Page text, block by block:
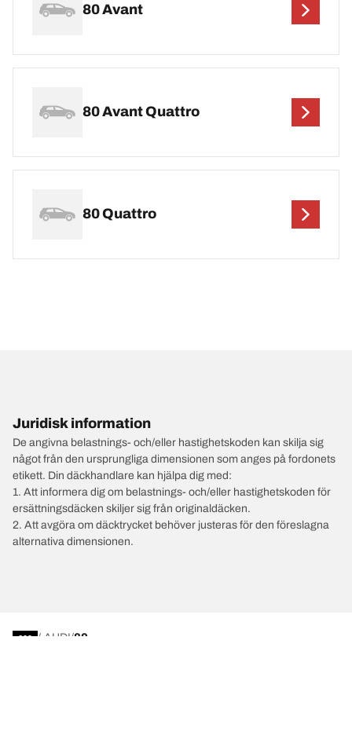
80 Avant
80 Avant Quattro
80 Quattro
Juridisk information
De angivna belastnings- och/eller hastighetskoden kan skilja sig
något från den ursprungliga dimensionen som anges på fordonets
etikett. Din däckhandlare kan hjälpa dig med:
1. Att informera dig om belastnings- och/eller hastighetskoden för
ersättningsdäcken skiljer sig från originaldäcken.
2. Att avgöra om däcktrycket behöver justeras för den föreslagna
alternativa dimensionen.
/ AUDI 80